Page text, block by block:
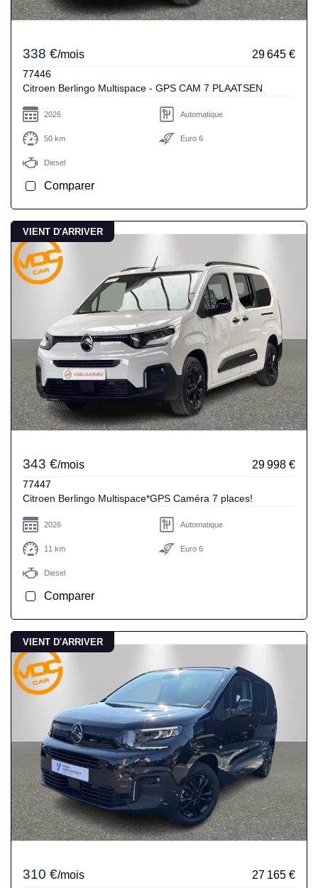
338 €/mois 29 645 €
77446
Citroen Berlingo Multispace - GPS CAM 7 PLAATSEN
2026 Automatique
50 km Euro 6
Diesel
Comparer
VIENT D'ARRIVER
343 €/mois 29 998 €
77447
Citroen Berlingo Multispace*GPS Caméra 7 places!
2026 Automatique
11 km Euro 6
Diesel
Comparer
VIENT D'ARRIVER
310 €/mois 27 165 €